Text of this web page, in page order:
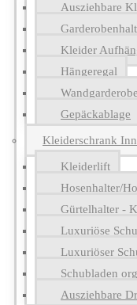
Ausziehbare
Kleider
Hängeregal
Wandgarderobe
Gepäckablage
Kleiderschrank
Kleiderlift
Hosenhalter/
Gürtelhalter -
Luxuriöse
Luxuriöser
Schubladen
Ausziehbare